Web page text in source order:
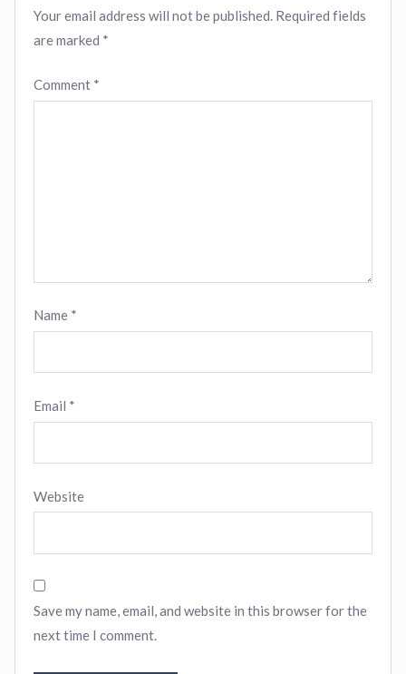
Your email address will not be published. Required fields
are marked *
Comment *
Name *
Email *
Website
Save my name, email, and website in this browser for the
next time I comment.